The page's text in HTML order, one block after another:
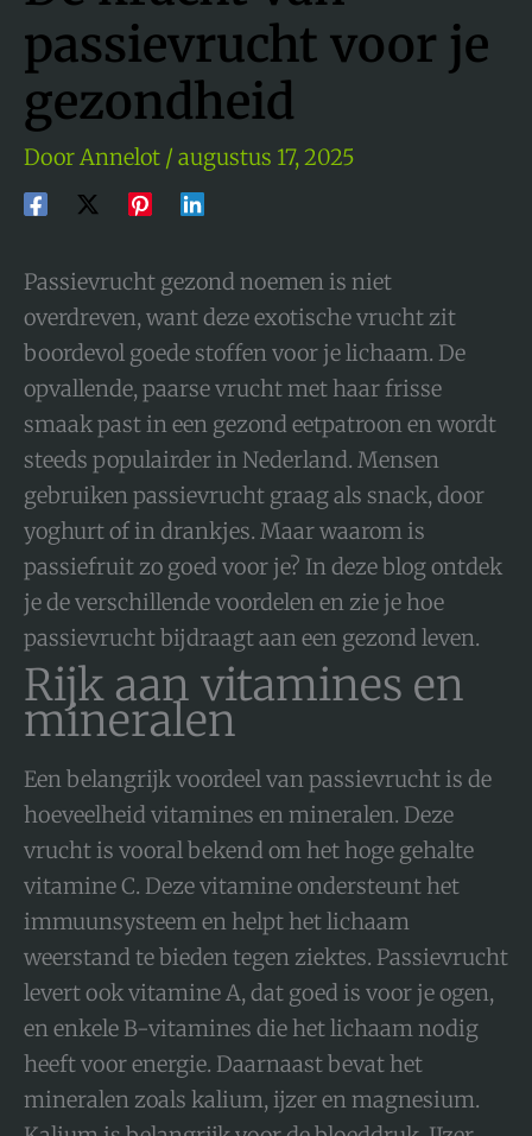
passievrucht voor je
gezondheid
DoorAnnelot / augustus 17, 2025
Passievrucht gezond noemen is niet
overdreven, want deze exotische vrucht zit
boordevol goede stoffen voor je lichaam. De
opvallende, paarse vrucht met haar frisse
smaak past in een gezond eetpatroon en wordt
steeds populairder in Nederland. Mensen
gebruiken passievrucht graag als snack, door
yoghurt of in drankjes. Maar waarom is
passiefruit zo goed voor je? In deze blog ontdek
je de verschillende voordelen en zie je hoe
passievrucht bijdraagt aan een gezond leven.
Rijk aan vitamines en
mineralen
Een belangrijk voordeel van passievrucht is de
hoeveelheid vitamines en mineralen. Deze
vrucht is vooral bekend om het hoge gehalte
vitamine C. Deze vitamine ondersteunt het
immuunsysteem en helpt het lichaam
weerstand te bieden tegen ziektes. Passievrucht
levert ook vitamine A, dat goed is voor je ogen,
en enkele B-vitamines die het lichaam nodig
heeft voor energie. Daarnaast bevat het
mineralen zoals kalium, ijzer en magnesium.